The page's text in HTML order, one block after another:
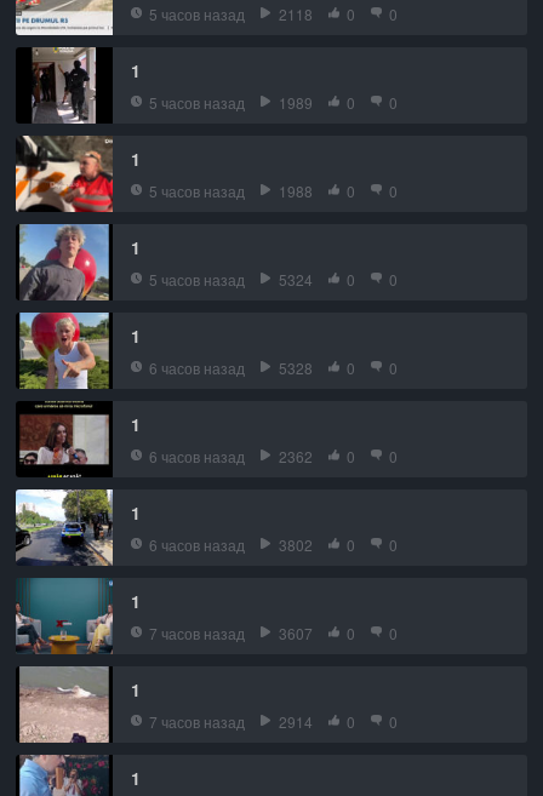
5 часов назад 2118 0 0
1
5 часов назад 1989 0 0
1
5 часов назад 1988 0 0
1
5 часов назад 5324 0 0
1
6 часов назад 5328 0 0
1
6 часов назад 2362 0 0
1
6 часов назад 3802 0 0
1
7 часов назад 3607 0 0
1
7 часов назад 2914 0 0
1